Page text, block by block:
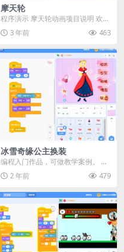
摩天轮
程序演示 摩天轮动画项目说明 欢迎
来到“摩天轮”项目！这是一个专为小
朋友设计的S...
3 年前 463
冰雪奇缘公主换装
编程入门作品，可做教学案例。 演
示
2 年前 479